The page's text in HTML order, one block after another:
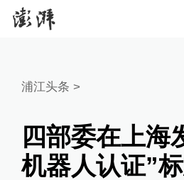
浦江头条 >
四部委在上海
机器人认证”